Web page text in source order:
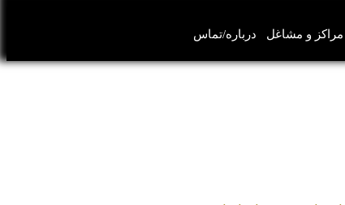
مراکز و مشاغل درباره/تماس